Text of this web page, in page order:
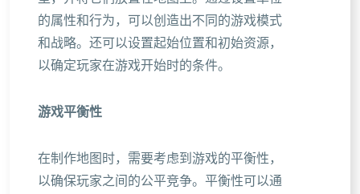
的属性和行为，可以创造出不同的游戏模式
和战略。还可以设置起始位置和初始资源，
以确定玩家在游戏开始时的条件。
游戏平衡性
在制作地图时，需要考虑到游戏的平衡性，
以确保玩家之间的公平竞争。平衡性可以通